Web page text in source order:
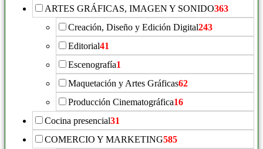
ARTES GRÁFICAS, IMAGEN Y SONIDO363
Creación, Diseño y Edición Digital243
Editorial41
Escenografía1
Maquetación y Artes Gráficas62
Producción Cinematográfica16
Cocina presencial31
COMERCIO Y MARKETING585